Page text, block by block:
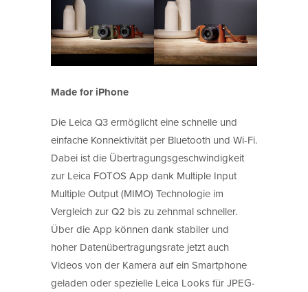
Made for iPhone
Die Leica Q3 ermöglicht eine schnelle und
einfache Konnektivität per Bluetooth und Wi-Fi.
Dabei ist die Übertragungsgeschwindigkeit
zur Leica FOTOS App dank Multiple Input
Multiple Output (MIMO) Technologie im
Vergleich zur Q2 bis zu zehnmal schneller.
Über die App können dank stabiler und
hoher Datenübertragungsrate jetzt auch
Videos von der Kamera auf ein Smartphone
geladen oder spezielle Leica Looks für JPEG-